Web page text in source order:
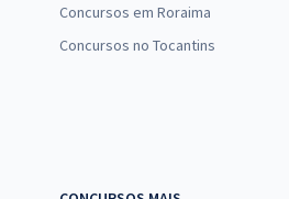
Concursos em Roraima
Concursos no Tocantins